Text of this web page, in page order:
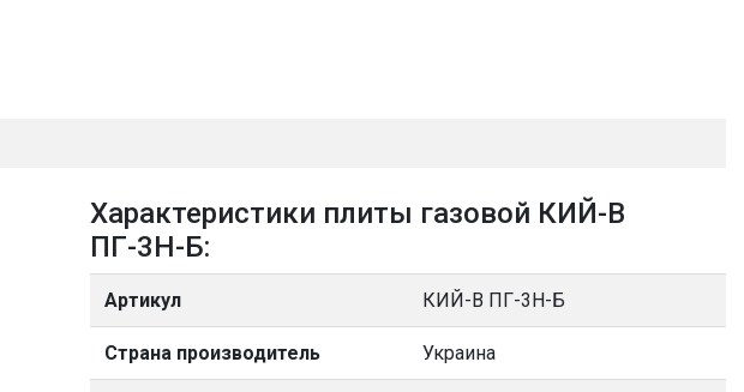
Характеристики плиты газовой КИЙ-В
ПГ-3Н-Б:
Артикул КИЙ-В ПГ-3Н-Б
Страна производитель Украина